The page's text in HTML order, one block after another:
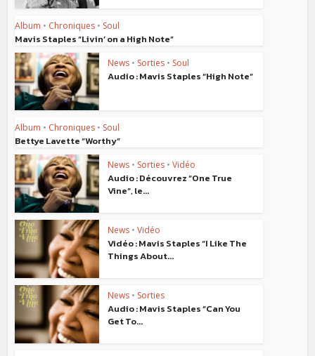
Album • Chroniques • Soul
Mavis Staples “Livin’ on a High Note”
News • Sorties • Soul
Audio : Mavis Staples “High Note”
Album • Chroniques • Soul
Bettye Lavette “Worthy”
News • Sorties • Vidéo
Audio : Découvrez “One True
Vine”, le...
News • Vidéo
Vidéo : Mavis Staples “I Like The
Things About...
News • Sorties
Audio : Mavis Staples “Can You
Get To...